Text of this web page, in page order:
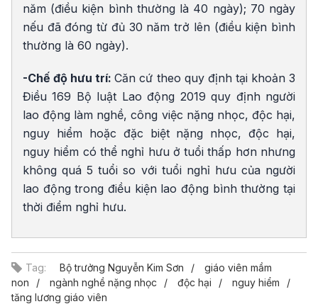
năm (điều kiện bình thường là 40 ngày); 70 ngày
nếu đã đóng từ đủ 30 năm trở lên (điều kiện bình
thường là 60 ngày).
-Chế độ hưu trí:Căn cứ theo quy định tại khoản 3
Điều 169 Bộ luật Lao động 2019 quy định người
lao động làm nghề, công việc nặng nhọc, độc hại,
nguy hiểm hoặc đặc biệt nặng nhọc, độc hại,
nguy hiểm có thể nghỉ hưu ở tuổi thấp hơn nhưng
không quá 5 tuổi so với tuổi nghỉ hưu của người
lao động trong điều kiện lao động bình thường tại
thời điểm nghỉ hưu.
Tag: Bộ trưởng Nguyễn Kim Sơn
giáo viên mầm
non
ngành nghề nặng nhọc độc hại
nguy hiểm
tăng lương giáo viên